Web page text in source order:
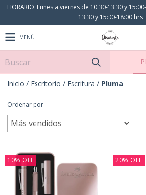
HORARIO: Lunes a viernes de 10:30-13:30 y
13:30 y 15:00-18:00 hrs
MENÚ
Inicio / Escritorio / Escritura / Pluma
Ordenar por
10% OFF 20% OFF